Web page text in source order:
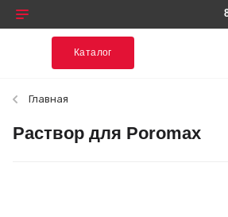
Каталог
Раствор для Poromax
Главная